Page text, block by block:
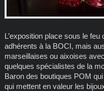
L’exposition place sous le
adhérents à la BOCI, mais
marseillaises ou aixoises
quelques spécialistes de la
Baron des boutiques POM
qui mettent en valeur les